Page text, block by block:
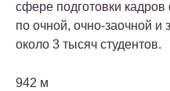
сфере подготовки
по очной, очно-заочной и
около 3 тысяч студентов.
942 м